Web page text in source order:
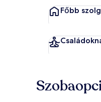
Főbb